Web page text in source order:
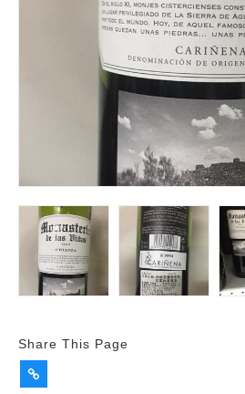
Share This Page